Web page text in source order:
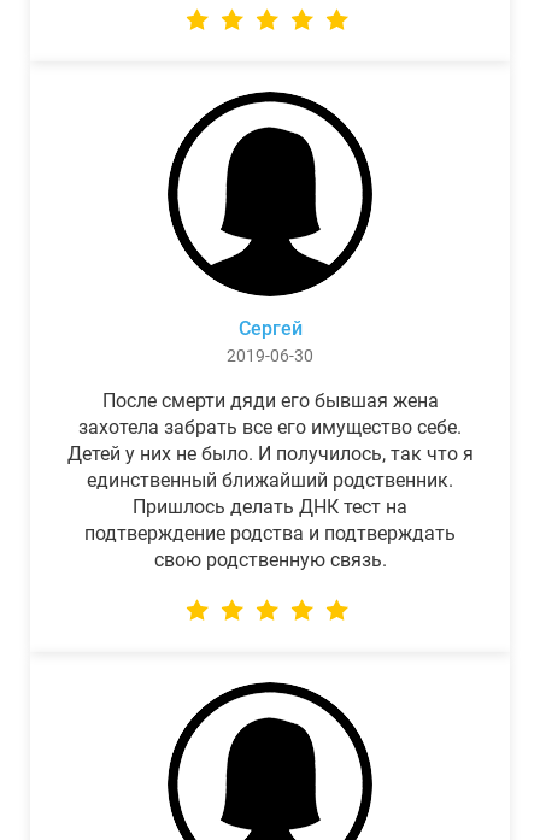
Сергей
2019-06-30
После смерти дяди его бывшая жена
захотела забрать все его имущество себе.
Детей у них не было. И получилось, так что я
единственный ближайший родственник.
Пришлось делать ДНК тест на
подтверждение родства и подтверждать
свою родственную связь.